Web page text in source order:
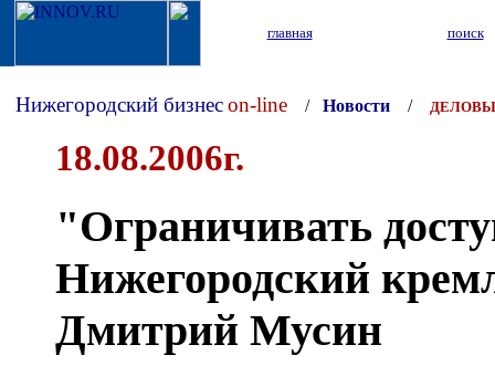
главная поиск
Нижегородский бизнесon-line / Новости /
18.08.2006г.
"Ограничивать
Нижегородский
Дмитрий Мусин